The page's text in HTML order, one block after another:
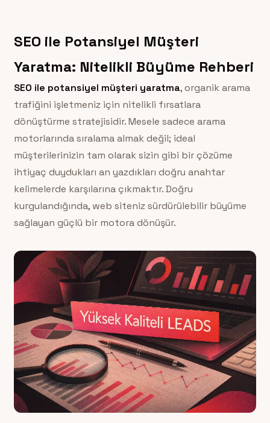
SEO ile Potansiyel Müşteri
Yaratma: Nitelikli Büyüme Rehberi
SEO ile potansiyel müşteri yaratma, organik arama
trafiğini işletmeniz için nitelikli fırsatlara
dönüştürme stratejisidir. Mesele sadece arama
motorlarında sıralama almak değil; ideal
müşterilerinizin tam olarak sizin gibi bir çözüme
ihtiyaç duydukları an yazdıkları doğru anahtar
kelimelerde karşılarına çıkmaktır. Doğru
kurgulandığında, web siteniz sürdürülebilir büyüme
sağlayan güçlü bir motora dönüşür.